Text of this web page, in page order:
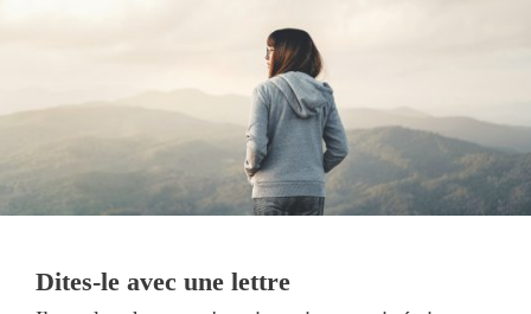
Dites-le avec une lettre